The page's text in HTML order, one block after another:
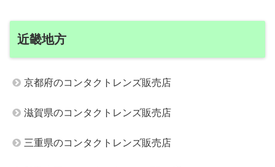
近畿地方
京都府のコンタクトレンズ販売店
滋賀県のコンタクトレンズ販売店
三重県のコンタクトレンズ販売店